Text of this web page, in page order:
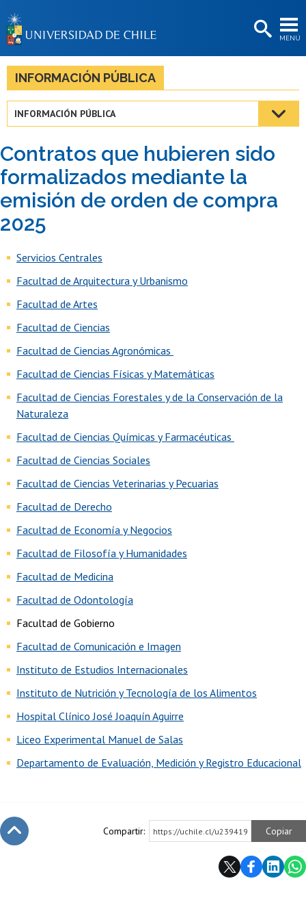
MENÚ
BIBLIOTECAS
LA UNIVERSIDAD
Estudiantes
Académicas/os
Funcionarias/os
Egresadas/os
INFORMACIÓN PÚBLICA
INFORMACIÓN PÚBLICA
Contratos que hubieren sido
formalizados mediante la
emisión de orden de compra
2025
Servicios Centrales
Facultad de Arquitectura y Urbanismo
Facultad de Artes
Facultad de Ciencias
Facultad de Ciencias Agronómicas
Facultad de Ciencias Físicas y Matemáticas
Facultad de Ciencias Forestales y de la Conservación de la
Naturaleza
Facultad de Ciencias Químicas y Farmacéuticas
Facultad de Ciencias Sociales
Facultad de Ciencias Veterinarias y Pecuarias
Facultad de Derecho
Facultad de Economía y Negocios
Facultad de Filosofía y Humanidades
Facultad de Medicina
Facultad de Odontología
Facultad de Gobierno
Facultad de Comunicación e Imagen
Instituto de Estudios Internacionales
Instituto de Nutrición y Tecnología de los Alimentos
Hospital Clínico José Joaquín Aguirre
Liceo Experimental Manuel de Salas
Departamento de Evaluación, Medición y Registro Educacional
Compartir: https://uchile.cl/u239419 Copiar